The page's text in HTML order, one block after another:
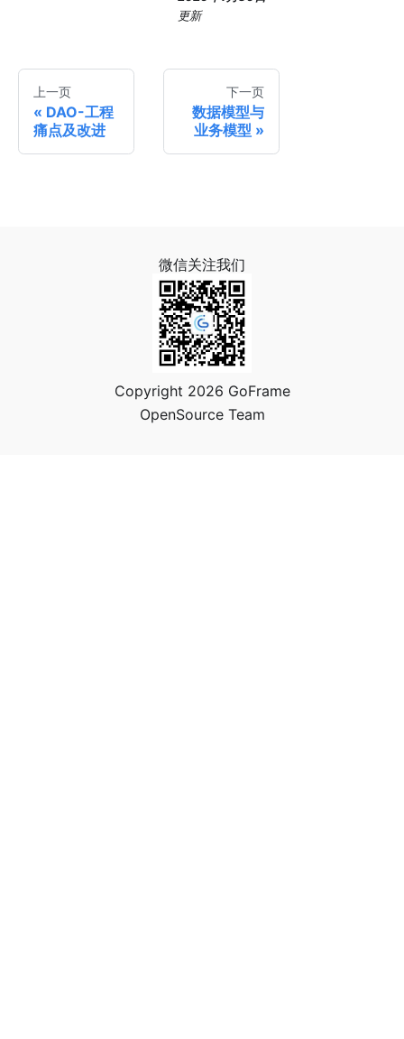
更新
上一页
DAO-工程
痛点及改进
下一页
数据模型与
业务模型
微信关注我们
Copyright 2026 GoFrame
OpenSource Team